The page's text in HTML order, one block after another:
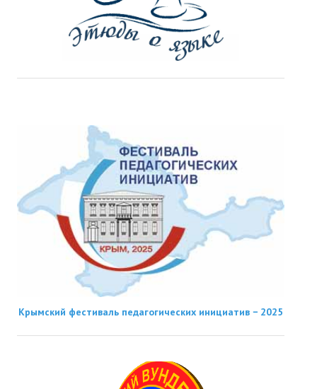
Крымский фестиваль педагогических инициатив − 2025